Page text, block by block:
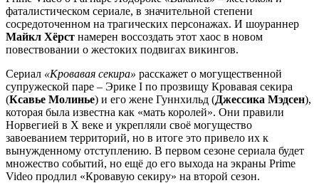
фаталистическом сериале, в значительной степени
сосредоточенном на трагических персонажах. И шоураннер
Майкл Хёрст намерен воссоздать этот хаос в новом
повествовании о жестоких подвигах викингов.
Сериал «Кровавая секира» расскажет о могущественной
супружеской паре – Эрике I по прозвищу Кровавая секира
(Ксавье Молинье) и его жене Гуннхильд (Джессика Мэдсен),
которая была известна как «мать королей». Они правили
Норвегией в X веке и укрепляли своё могущество
завоеванием территорий, но в итоге это привело их к
вынужденному отступлению. В первом сезоне сериала будет
множество событий, но ещё до его выхода на экраны Prime
Video продлил «Кровавую секиру» на второй сезон.